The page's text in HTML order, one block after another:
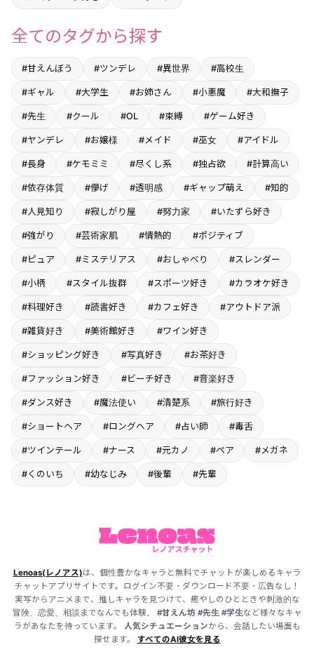
全てのタグから探す
#甘えんぼう #ツンデレ #異世界 #高校生
#ギャル #大学生 #お姉さん #小悪魔 #大和撫子
#先生 #クール #OL #束縛 #ゲーム好き
#ヤンデレ #お嬢様 #メイド #巫女 #アイドル
#長身 #ケモミミ #尽くし系 #独占欲 #計算高い
#依存体質 #儚げ #透明感 #ギャップ萌え #知的
#人見知り #寂しがり屋 #努力家 #いたずら好き
#強がり #芸術家肌 #情熱的 #ポジティブ
#ピュア #ミステリアス #おしゃべり #スレンダー
#小柄 #スタイル抜群 #スポーツ好き #カラオケ好き
#料理好き #読書好き #カフェ好き #アウトドア派
#雑貨好き #美術館好き #ワイン好き
#ショッピング好き #写真好き #お茶好き
#ファッション好き #ビーチ好き #音楽好き
#ダンス好き #魔法使い #清楚系 #旅行好き
#ショートヘア #ロングヘア #占い師 #毒舌
#ツインテール #ナース #元カノ #ペア #メガネ
#くのいち #幼なじみ #後輩 #先輩
Lenoas(レノアス)は、個性豊かなキャラと無料でチャットが楽しめるキャラ
チャットアプリサイトです。ログイン不要・ダウンロード不要・広告なし！
実写からアニメまで、推しキャラを見つけて、癒やしのひとときや刺激的な
冒険、恋愛、相談までなんでも体験。 #甘えん坊 #先生 #学生など様々なキャ
ラがあなたを待っています。
人気シチュエーションから、会話したい場面も
探せます。 すべてのAI彼女を見る